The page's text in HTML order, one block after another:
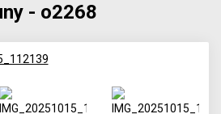
- o2268